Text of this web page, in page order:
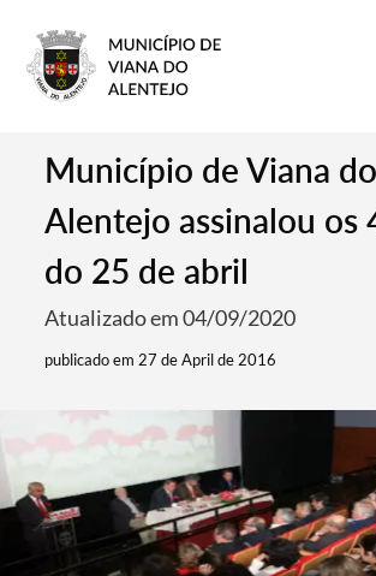
Município de Viana do
Alentejo assinalou os
do 25 de abril
Atualizado em 04/09/2020
publicado em 27 de April de 2016